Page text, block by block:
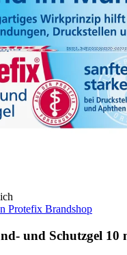
Protefix Brandshop
und Schutzgel 10